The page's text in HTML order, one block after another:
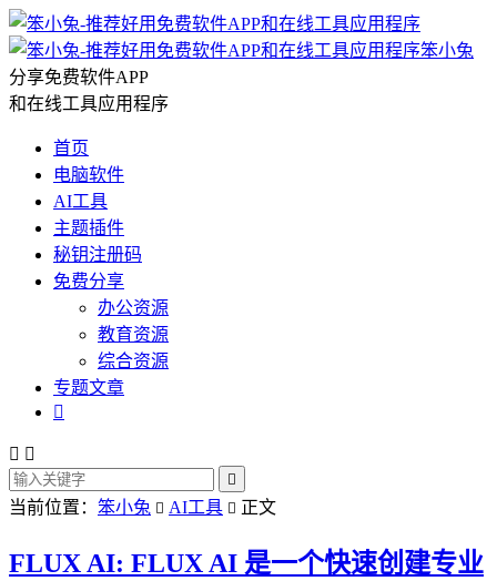
笨小兔
分享免费软件APP
和在线工具应用程序
首页
电脑软件
AI工具
主题插件
秘钥注册码
免费分享
办公资源
教育资源
综合资源
专题文章

 

当前位置： 笨小兔  AI工具  正文
FLUX AI: FLUX AI 是一个快速创建专业